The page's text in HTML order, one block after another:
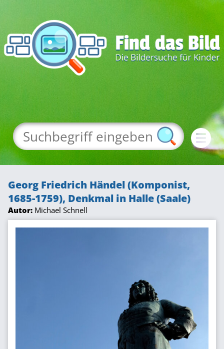
Georg Friedrich Händel (Komponist,
1685-1759), Denkmal in Halle (Saale)
Autor: Michael Schnell